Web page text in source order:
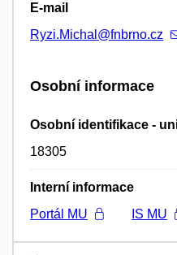
E-mail
Ryzi.Michal@fnbrno.cz
Osobní informace
Osobní identifikace -
18305
Interní informace
Portál MU
IS MU